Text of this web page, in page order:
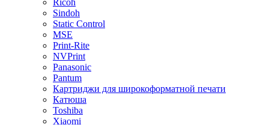
Ricoh
Sindoh
Static Control
MSE
Print-Rite
NVPrint
Panasonic
Pantum
Картриджи для широкоформатной печати
Катюша
Toshiba
Xiaomi